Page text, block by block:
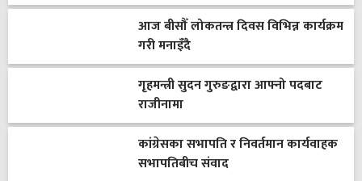
आज बीसौँ लोकतन्त्र दिवस विभिन्न कार्यक्रम
गरी मनाइँदै
गृहमन्त्री सुदन गुरुङद्वारा आफ्नो पदबाट
राजीनामा
कांग्रेसका सभापति र निवर्तमान कार्यवाहक
सभापतिबीच संवाद